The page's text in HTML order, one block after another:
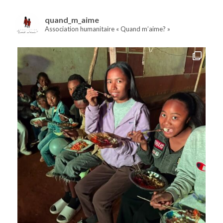
quand_m_aime
Association humanitaire « Quand m’aime? »